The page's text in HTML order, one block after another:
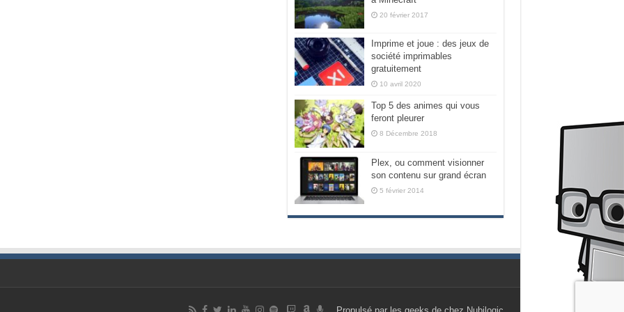
20 février 2017
Imprime et joue : des jeux de
société imprimables
gratuitement
10 avril 2020
Top 5 des animes qui vous
feront pleurer
8 Décembre 2018
Plex, ou comment visionner
son contenu sur grand écran
5 février 2014